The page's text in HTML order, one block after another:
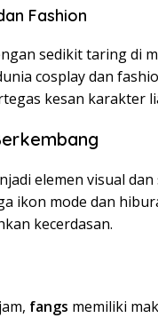
Fashion
sedikit taring di
cosplay dan
kesan karakter
elemen visual
ikon mode dan
kecerdasan.
fangs memiliki